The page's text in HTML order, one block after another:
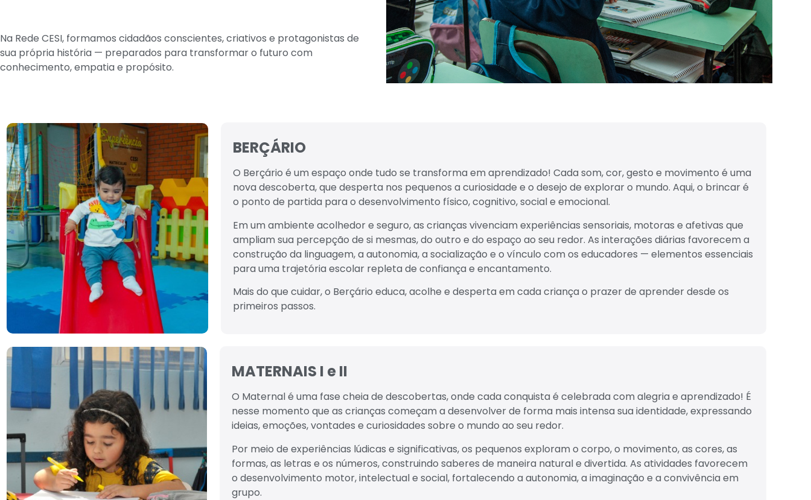
Na Rede CESI, formamos cidadãos conscientes, criativos e protagonistas de
sua própria história — preparados para transformar o futuro com
conhecimento, empatia e propósito.
BERÇÁRIO
O Berçário é um espaço onde tudo se transforma em aprendizado! Cada som, cor, gesto e movimento é uma
nova descoberta, que desperta nos pequenos a curiosidade e o desejo de explorar o mundo. Aqui, o brincar é
o ponto de partida para o desenvolvimento físico, cognitivo, social e emocional.
Em um ambiente acolhedor e seguro, as crianças vivenciam experiências sensoriais, motoras e afetivas que
ampliam sua percepção de si mesmas, do outro e do espaço ao seu redor. As interações diárias favorecem a
construção da linguagem, a autonomia, a socialização e o vínculo com os educadores — elementos essenciais
para uma trajetória escolar repleta de confiança e encantamento.
Mais do que cuidar, o Berçário educa, acolhe e desperta em cada criança o prazer de aprender desde os
primeiros passos.
MATERNAIS I e II
O Maternal é uma fase cheia de descobertas, onde cada conquista é celebrada com alegria e aprendizado! É
nesse momento que as crianças começam a desenvolver de forma mais intensa sua identidade, expressando
ideias, emoções, vontades e curiosidades sobre o mundo ao seu redor.
Por meio de experiências lúdicas e significativas, os pequenos exploram o corpo, o movimento, as cores, as
formas, as letras e os números, construindo saberes de maneira natural e divertida. As atividades favorecem
o desenvolvimento motor, intelectual e social, fortalecendo a autonomia, a imaginação e a convivência em
grupo.